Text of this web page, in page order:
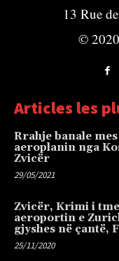
13 Rue
© 2020
Articles les
Rrahje banale
aeroplanin nga
Zvicër
29/05/2021
Zvicër, Krimi i
aeroportin e
gjyshes në çantë,
25/11/2020